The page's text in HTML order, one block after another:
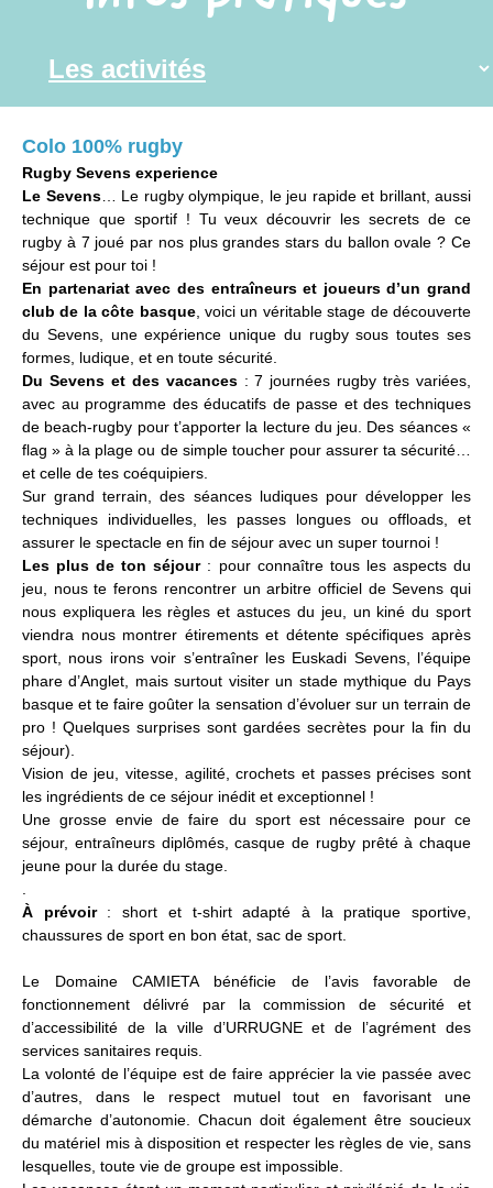
Colo 100% rugby
Rugby Sevens experience
Le Sevens… Le rugby olympique, le jeu rapide et brillant, aussi
technique que sportif ! Tu veux découvrir les secrets de ce
rugby à 7 joué par nos plus grandes stars du ballon ovale ? Ce
séjour est pour toi !
En partenariat avec des entraîneurs et joueurs d’un grand
club de la côte basque, voici un véritable stage de découverte
du Sevens, une expérience unique du rugby sous toutes ses
formes, ludique, et en toute sécurité.
Du Sevens et des vacances: 7 journées rugby très variées,
avec au programme des éducatifs de passe et des techniques
de beach-rugby pour t’apporter la lecture du jeu. Des séances «
flag » à la plage ou de simple toucher pour assurer ta sécurité…
et celle de tes coéquipiers.
Sur grand terrain, des séances ludiques pour développer les
techniques individuelles, les passes longues ou offloads, et
assurer le spectacle en fin de séjour avec un super tournoi !
Les plus de ton séjour: pour connaître tous les aspects du
jeu, nous te ferons rencontrer un arbitre officiel de Sevens qui
nous expliquera les règles et astuces du jeu, un kiné du sport
viendra nous montrer étirements et détente spécifiques après
sport, nous irons voir s’entraîner les Euskadi Sevens, l’équipe
phare d’Anglet, mais surtout visiter un stade mythique du Pays
basque et te faire goûter la sensation d’évoluer sur un terrain de
pro ! Quelques surprises sont gardées secrètes pour la fin du
séjour).
Vision de jeu, vitesse, agilité, crochets et passes précises sont
les ingrédients de ce séjour inédit et exceptionnel !
Une grosse envie de faire du sport est nécessaire pour ce
séjour, entraîneurs diplômés, casque de rugby prêté à chaque
jeune pour la durée du stage.
.
À prévoir: short et t-shirt adapté à la pratique sportive,
chaussures de sport en bon état, sac de sport.
Le Domaine CAMIETA bénéficie de l’avis favorable de
fonctionnement délivré par la commission de sécurité et
d’accessibilité de la ville d’URRUGNE et de l’agrément des
services sanitaires requis.
La volonté de l’équipe est de faire apprécier la vie passée avec
d’autres, dans le respect mutuel tout en favorisant une
démarche d’autonomie. Chacun doit également être soucieux
du matériel mis à disposition et respecter les règles de vie, sans
lesquelles, toute vie de groupe est impossible.